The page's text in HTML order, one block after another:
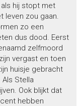
hij stopt met
leven zou gaan.
zo een
dus dood. Eerst
zelfmoord
vergast en toen
huisje gebracht
Stella
Ook blijkt dat
hebben